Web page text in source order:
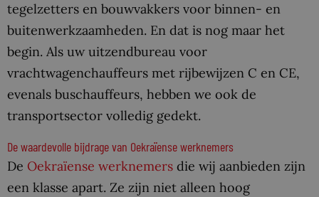
tegelzetters en bouwvakkers voor binnen- en
buitenwerkzaamheden. En dat is nog maar het
begin. Als uw uitzendbureau voor
vrachtwagenchauffeurs met rijbewijzen C en CE,
evenals buschauffeurs, hebben we ook de
transportsector volledig gedekt.
De waardevolle bijdrage van Oekraïense werknemers
De Oekraïense werknemers die wij aanbieden zijn
een klasse apart. Ze zijn niet alleen hoog